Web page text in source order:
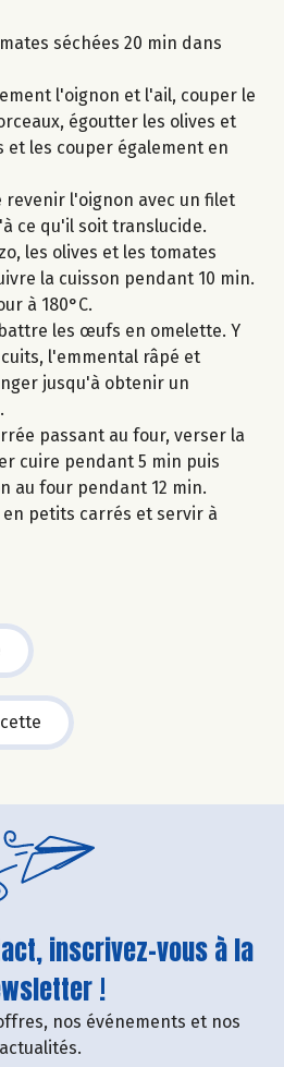
séchées 20 min dans
l'oignon et l'ail, couper le
égoutter les olives et
et les couper également en
revenir l'oignon avec un filet
ce qu'il soit translucide.
les olives et les tomates
la cuisson pendant 10 min.
à 180°C.
les œufs en omelette. Y
l'emmental râpé et
jusqu'à obtenir un
passant au four, verser la
cuire pendant 5 min puis
au four pendant 12 min.
petits carrés et servir à
inscrivez-vous à la
!
nos événements et nos
actualités.